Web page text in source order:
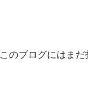
このブログにはまだ